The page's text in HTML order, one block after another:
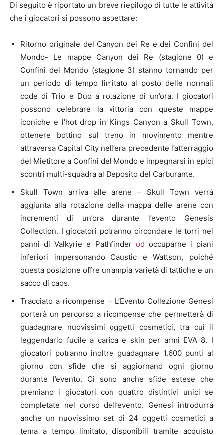
Di seguito è riportato un breve riepilogo di tutte le attività
che i giocatori si possono aspettare:
Ritorno originale del Canyon dei Re e dei Confini del
Mondo- Le mappe Canyon dei Re (stagione 0) e
Confini del Mondo (stagione 3) stanno tornando per
un periodo di tempo limitato al posto delle normali
code di Trio e Duo a rotazione di un’ora. I giocatori
possono celebrare la vittoria con queste mappe
iconiche e l’hot drop in Kings Canyon a Skull Town,
ottenere bottino sul treno in movimento mentre
attraversa Capital City nell’era precedente l’atterraggio
del Mietitore a Confini del Mondo e impegnarsi in epici
scontri multi-squadra al Deposito del Carburante.
Skull Town arriva alle arene – Skull Town verrà
aggiunta alla rotazione della mappa delle arene con
incrementi di un’ora durante l’evento Genesis
Collection. I giocatori potranno circondare le torri nei
panni di Valkyrie e Pathfinder od occuparne i piani
inferiori impersonando Caustic e Wattson, poiché
questa posizione offre un’ampia varietà di tattiche e un
sacco di caos.
Tracciato a ricompense – L’Evento Collezione Genesi
porterà un percorso a ricompense che permetterà di
guadagnare nuovissimi oggetti cosmetici, tra cui il
leggendario fucile a carica e skin per armi EVA-8. I
giocatori potranno inoltre guadagnare 1.600 punti al
giorno con sfide che si aggiornano ogni giorno
durante l’evento. Ci sono anche sfide estese che
premiano i giocatori con quattro distintivi unici se
completate nel corso dell’evento. Genesi introdurrà
anche un nuovissimo set di 24 oggetti cosmetici a
tema a tempo limitato, disponibili tramite acquisto